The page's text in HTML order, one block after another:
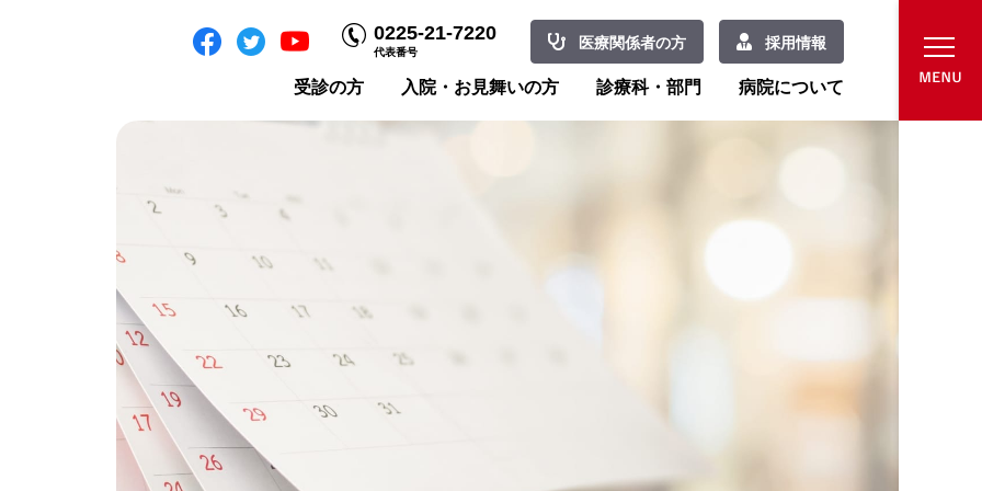
0225-21-7220
代表番号
医療関係者の方 採用情報
受診の方 入院・お見舞いの方 診療科・部門 病院について